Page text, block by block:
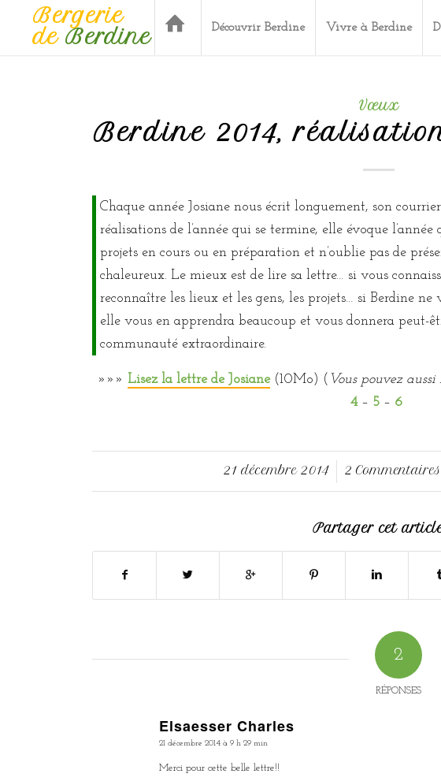
Bergerie
deBerdine Découvrir Berdine Vivre à Berdine
Vœux
Berdine 2014,
Chaque année Josiane nous écrit longuement, son
réalisations de l’année qui se termine, elle évoque
projets en cours ou en préparation et n’oublie pas de
chaleureux. Le mieux est de lire sa lettre… si vous
reconnaître les lieux et les gens, les projets… si Berdine
elle vous en apprendra beaucoup et vous donnera peut-
communauté extraordinaire.
»»» Lisez la lettre de Josiane(10Mo) ( Vous pouvez
4 – 5 – 6
21 décembre 2014
/ 2 Commentaires
/
Partager cet
2
RÉPONSES
Elsaesser Charles
dit
21 décembre 2014 à 9 h 29 min
Merci pour cette belle lettre!!